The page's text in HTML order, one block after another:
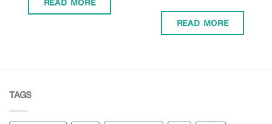
READ MORE
TAGS